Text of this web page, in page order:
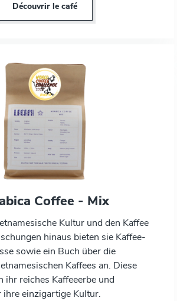
Découvrir le café
Coffee - Mix
Kultur und den Kaffee
hinaus bieten sie Kaffee-
sowie ein Buch über die
Kaffees an. Diese
ihr reiches Kaffeeerbe und
einzigartige Kultur.